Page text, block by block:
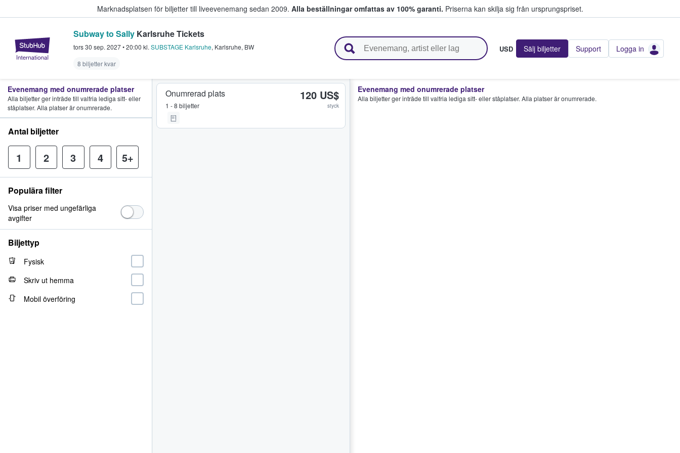
Marknadsplatsen för biljetter till liveevenemang sedan 2009. Alla beställningar omfattas av 100% garanti. Priserna kan skilja sig från ursprungspriset.
StubHub – där fans köper och säljer biljetter.
Subway to Sally Karlsruhe Tickets
tors 30 sep. 2027•20:00 kl. SUBSTAGE Karlsruhe, Karlsruhe, BW
8 biljetter kvar
USD Sälj biljetter Support Logga in
Onumrerad plats
1 - 8 biljetter
120 US$
styck
Evenemang med onumrerade platser
Alla biljetter ger inträde till valfria lediga sitt- eller ståplatser. Alla platser är onumrerade.
Evenemang med onumrerade platser
Alla biljetter ger inträde till valfria lediga sitt- eller
ståplatser. Alla platser är onumrerade.
Antal biljetter
1 2 3 4 5+
Populära filter
Visa priser med ungefärliga
avgifter
Biljettyp
Fysisk
Skriv ut hemma
Mobil överföring